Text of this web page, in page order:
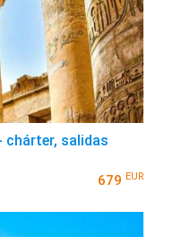
chárter, salidas
679 EUR